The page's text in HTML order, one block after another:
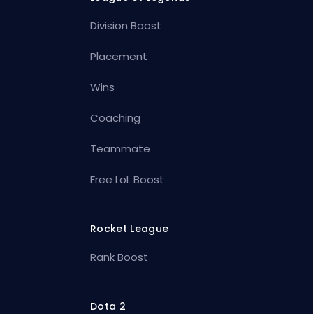
Division Boost
Placement
Wins
Coaching
Teammate
Free LoL Boost
Rocket League
Rank Boost
Dota 2